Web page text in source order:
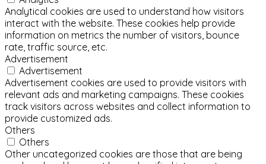
Analytical cookies are used to understand how visitors
interact with the website. These cookies help provide
information on metrics the number of visitors, bounce
rate, traffic source, etc.
Advertisement
Advertisement
Advertisement cookies are used to provide visitors with
relevant ads and marketing campaigns. These cookies
track visitors across websites and collect information to
provide customized ads.
Others
Others
Other uncategorized cookies are those that are being